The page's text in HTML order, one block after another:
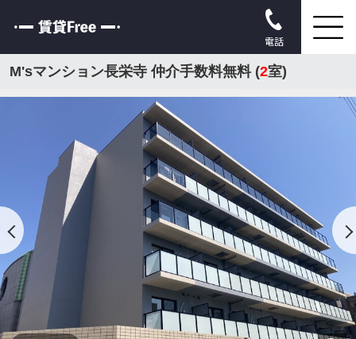
電話
M'sマンション長栄寺 仲介手数料無料 (2室)